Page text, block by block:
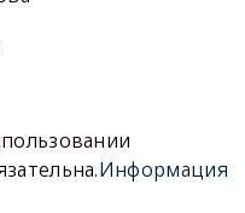
Информация